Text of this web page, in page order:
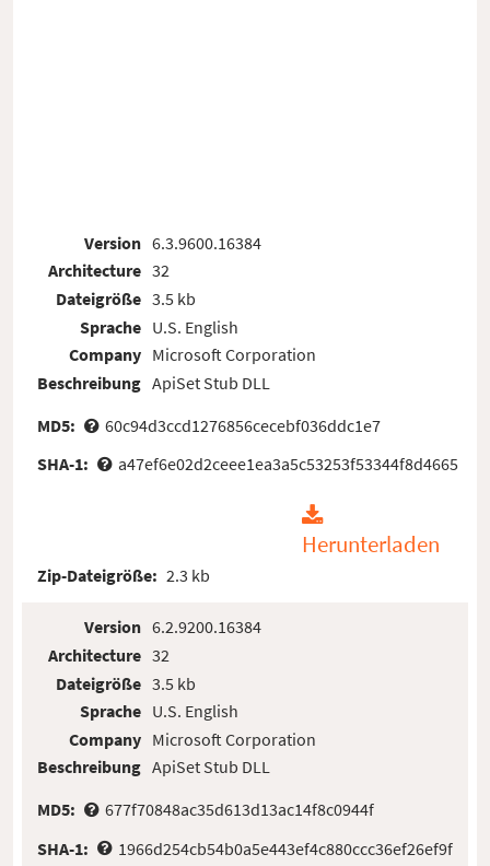
Version
Architecture
Dateigröße
Sprache
Company
Beschreibung
6.3.9600.16384
32
3.5 kb
U.S. English
Microsoft Corporation
ApiSet Stub DLL
MD5:
60c94d3ccd1276856cecebf036ddc1e7
SHA-1:
a47ef6e02d2ceee1ea3a5c53253f53344f8d4665
Herunterladen
Zip-Dateigröße: 2.3 kb
Version
Architecture
Dateigröße
Sprache
Company
Beschreibung
6.2.9200.16384
32
3.5 kb
U.S. English
Microsoft Corporation
ApiSet Stub DLL
MD5:
677f70848ac35d613d13ac14f8c0944f
SHA-1:
1966d254cb54b0a5e443ef4c880ccc36ef26ef9f